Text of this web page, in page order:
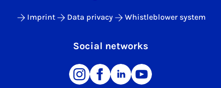
Imprint Data privacy Whistleblower system
Social networks